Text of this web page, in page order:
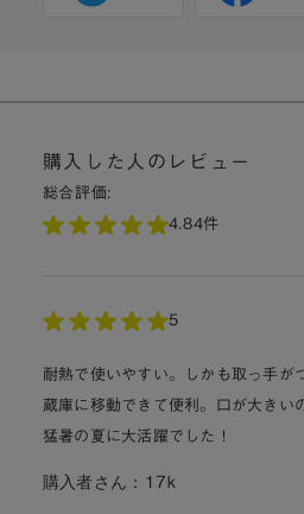
購入した人のレビュー
総合評価:
4.84件
5
耐熱で使いやすい。しかも取っ手が
蔵庫に移動できて便利。口が大きい
猛暑の夏に大活躍でした！
購入者さん： 17k